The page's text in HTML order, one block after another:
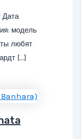
Дата
модель
любят
[…]